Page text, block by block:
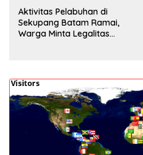
Aktivitas Pelabuhan di
Sekupang Batam Ramai,
Warga Minta Legalitas